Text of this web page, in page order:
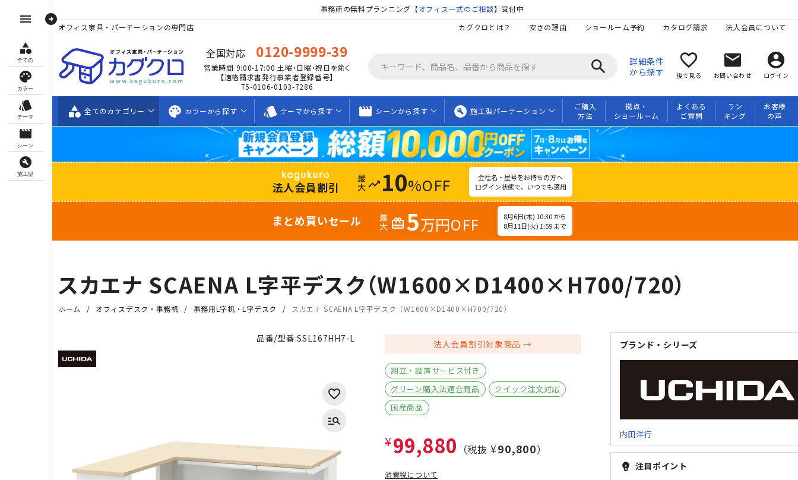
menu arrow_circle_right
category
全ての
palette
カラー
style
テーマ
movie_creation
シーン
build_circle
施工型
事務所の無料プランニング【オフィス一式のご相談】受付中
オフィス家具・パーテーションの専門店
カグクロとは？ 安さの理由 ショールーム予約 カタログ請求 法人会員について
全国対応 0120-9999-39
営業時間 9:00-17:00 土曜・日曜・祝日を除く
【適格請求書発行事業者登録番号】
T5-0106-0103-7286
search
詳細条件
から探す
favorite_border
後で見る
mail
お問い合わせ
account_circle
ログイン
category 全てのカテゴリー palette カラーから探す style テーマから探す movie_creation シーンから探す build_circle 施工型パーテーション
ご購入
方法
拠点・
ショールーム
よくある
ご質問
ラン
キング
お客様
の声
法人会員割引 trending_up 10%OFF
会社名・屋号をお持ちの方へ
ログイン状態で、いつでも適用
まとめ買いセール redeem 5万円OFF
8月6日(木) 10:30 から
8月11日(火) 1:59 まで
スカエナ SCAENA L字平デスク（W1600×D1400×H700/720）
ホーム オフィスデスク・事務机 事務用L字机・L字デスク スカエナ SCAENA L字平デスク（W1600×D1400×H700/720）
品番/型番:SSL167HH7-L 法人会員割引対象商品
組立・設置サービス付き
グリーン購入法適合商品
クイック注文対応
国産商品
¥99,880 （税抜 ¥90,800）
消費税について
ブランド・シリーズ
内田洋行
emoji_objects 注目ポイント